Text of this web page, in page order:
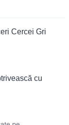
Cercei Gri
cu